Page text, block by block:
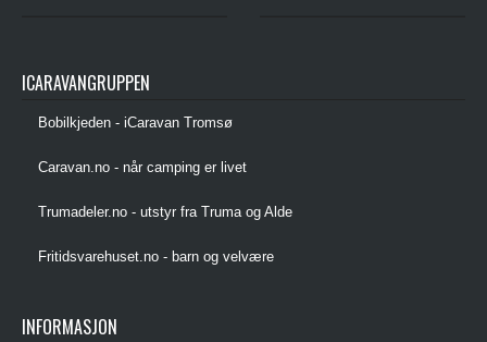
ICARAVANGRUPPEN
Bobilkjeden - iCaravan Tromsø
Caravan.no - når camping er livet
Trumadeler.no - utstyr fra Truma og Alde
Fritidsvarehuset.no - barn og velvære
INFORMASJON